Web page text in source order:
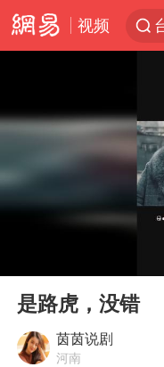
视频
Play
是路虎，没错
茵茵说剧
河南